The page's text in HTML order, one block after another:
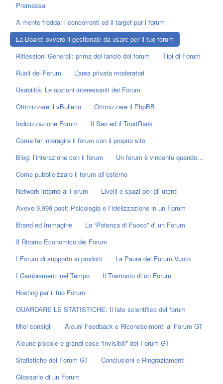
Premessa
A mente fredda: i concorrenti ed il target per i forum
La Board: ovvero il gestionale da usare per il tuo forum
Riflessioni Generali: prima del lancio del forum
Tipi di Forum
Ruoli del Forum
L’area privata moderatori
Usabilità: Le opzioni interessanti dei Forum
Ottimizzare il vBulletin
Ottimizzare il PhpBB
Indicizzazione Forum
Il Seo ed il TrustRank
Come far interagire il forum con il proprio sito
Blog: l’interazione con il forum
Un forum è vincente quando…
Come pubblicizzare il forum all’esterno
Network intorno al Forum
Livelli e spazi per gli utenti
Avevo 9.999 post: Psicologia e Fidelizzazione in un Forum
Brand ed Immagine
La “Potenza di Fuoco” di un Forum
Il Ritorno Economico dei Forum
I Forum di supporto ai prodotti
La Paura del Forum Vuoto
I Cambiamenti nel Tempo
Il Tramonto di un Forum
Hosting per il tuo Forum
GUARDARE LE STATISTICHE: Il lato scientifico del forum
Miei consigli
Alcuni Feedback e Riconoscimenti al Forum GT
Alcune piccole e grandi cose “invisibili” del Forum GT
Statistiche del Forum GT
Conclusioni e Ringraziamenti
Glossario di un Forum